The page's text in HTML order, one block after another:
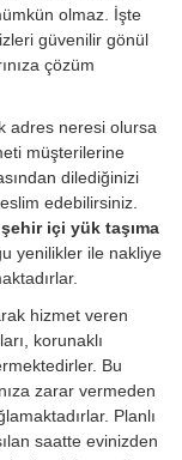
olmaz. İşte
güvenilir gönül
çözüm
adres neresi olursa
müşterilerine
dilediğinizi
edebilirsiniz.
içi yük taşıma
yenilikler ile nakliye
hizmet veren
korunaklı
Bu
zarar vermeden
Planlı
saatte evinizden